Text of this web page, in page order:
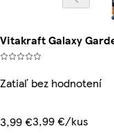
Vitakraft Galaxy
Zatiaľ bez hodnotení
3,99 €3,99 €/kus